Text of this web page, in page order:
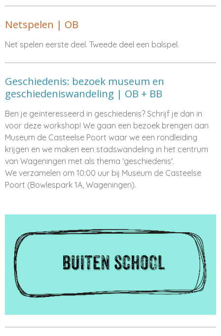
Netspelen | OB
Net spelen eerste deel. Tweede deel een balspel.
Geschiedenis: bezoek museum en
geschiedeniswandeling | OB + BB
Ben je geïnteresseerd in geschiedenis? Schrijf je dan in
voor deze workshop! We gaan een bezoek brengen aan
Museum de Casteelse Poort waar we een rondleiding
krijgen en we maken een stadswandeling in het centrum
van Wageningen met als thema 'geschiedenis'.
We verzamelen om 10:00 uur bij Museum de Casteelse
Poort (Bowlespark 1A, Wageningen).